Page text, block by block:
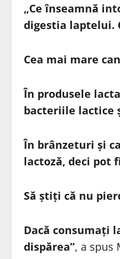
„Ce înseamnă
digestia laptelui.
Cea mai mare
În produsele
bacteriile lactice
În brânzeturi și
lactoză, deci pot
Să știți că nu
Dacă consumați
dispărea”, a spus